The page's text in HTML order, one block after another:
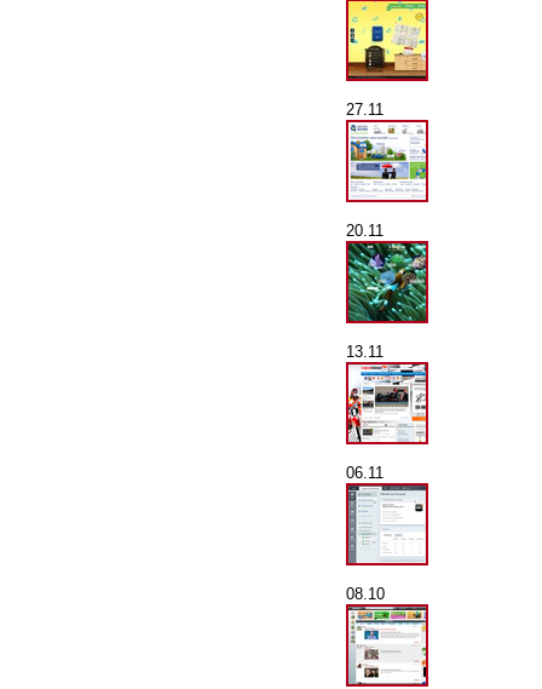
27.11
20.11
13.11
06.11
08.10